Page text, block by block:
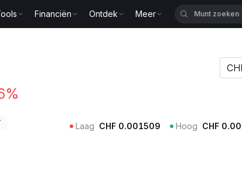
Financiën Ontdek Meer
Laag CHF 0.001509 Hoog CHF